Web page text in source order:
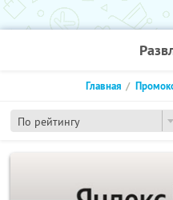
По рейтингу
Главная